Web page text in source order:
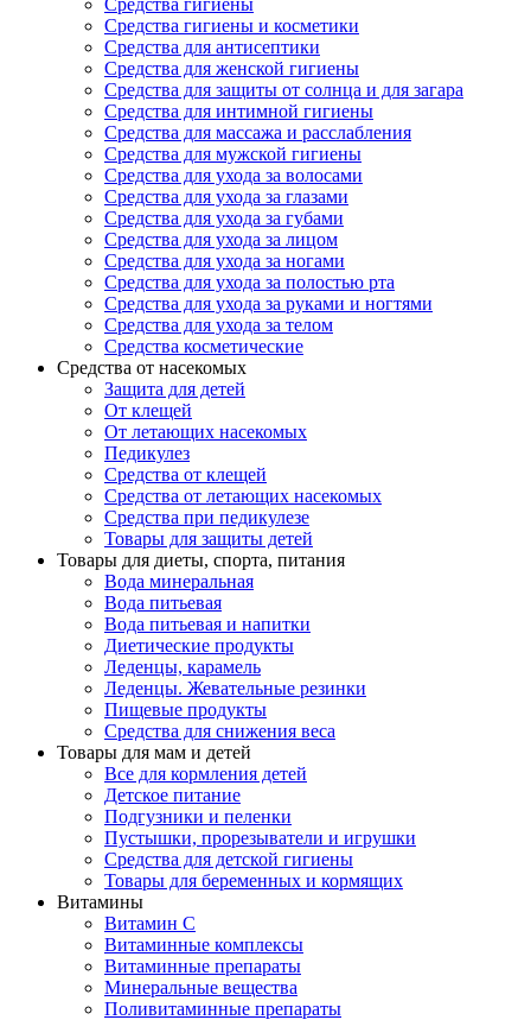
Средства гигиены
Средства гигиены и косметики
Средства для антисептики
Средства для женской гигиены
Средства для защиты от солнца и для загара
Средства для интимной гигиены
Средства для массажа и расслабления
Средства для мужской гигиены
Средства для ухода за волосами
Средства для ухода за глазами
Средства для ухода за губами
Средства для ухода за лицом
Средства для ухода за ногами
Средства для ухода за полостью рта
Средства для ухода за руками и ногтями
Средства для ухода за телом
Средства косметические
Средства от насекомых
Защита для детей
От клещей
От летающих насекомых
Педикулез
Средства от клещей
Средства от летающих насекомых
Средства при педикулезе
Товары для защиты детей
Товары для диеты, спорта, питания
Вода минеральная
Вода питьевая
Вода питьевая и напитки
Диетические продукты
Леденцы, карамель
Леденцы. Жевательные резинки
Пищевые продукты
Средства для снижения веса
Товары для мам и детей
Все для кормления детей
Детское питание
Подгузники и пеленки
Пустышки, прорезыватели и игрушки
Средства для детской гигиены
Товары для беременных и кормящих
Витамины
Витамин С
Витаминные комплексы
Витаминные препараты
Минеральные вещества
Поливитаминные препараты